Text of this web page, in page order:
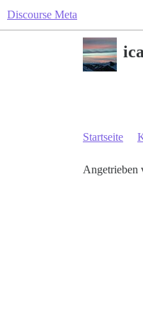
Discourse Meta
Startseite
Angetrieben